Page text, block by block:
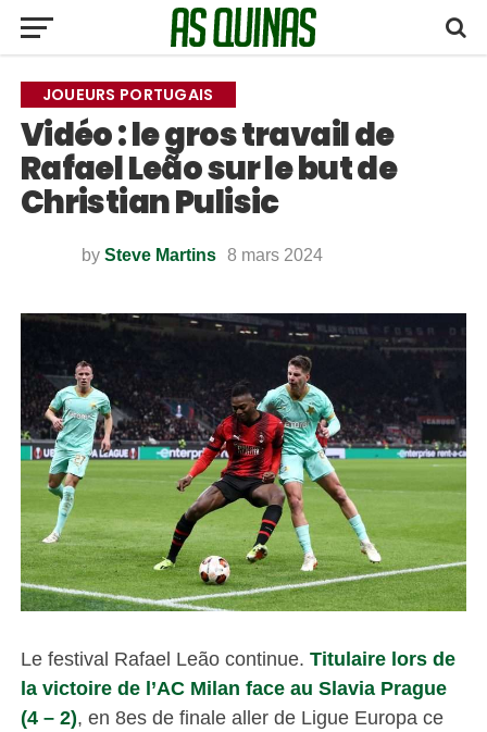
JOUEURS PORTUGAIS
Vidéo : le gros travail de
Rafael Leão sur le but de
Christian Pulisic
by Steve Martins 8 mars 2024
Le festival Rafael Leão continue. Titulaire lors de
la victoire de l’AC Milan face au Slavia Prague
(4 – 2), en 8es de finale aller de Ligue Europa ce